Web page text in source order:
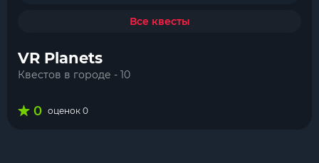
Все квесты
VR Planets
Квестов в городе - 10
0 оценок 0